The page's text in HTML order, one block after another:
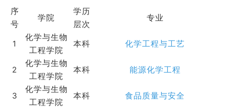
序
号
学院
学历
层次
专业
1
化学与生物
工程学院
本科 化学工程与工艺
2
化学与生物
工程学院
本科 能源化学工程
3
化学与生物
工程学院
本科 食品质量与安全